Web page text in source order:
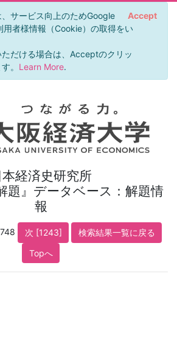
サービス向上のためGoogle
者様情報（Cookie）の取得をい
だける場合は、Acceptのクリッ
。 Learn More.
Accept
本経済史研究所
題』データベース：解題情
報
次 [1243]
検索結果一覧に戻る
Topへ